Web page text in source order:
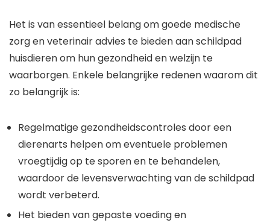
Het is van essentieel belang om goede medische
zorg en veterinair advies te bieden aan schildpad
huisdieren om hun gezondheid en welzijn te
waarborgen. Enkele belangrijke redenen waarom dit
zo belangrijk is:
Regelmatige gezondheidscontroles door een
dierenarts helpen om eventuele problemen
vroegtijdig op te sporen en te behandelen,
waardoor de levensverwachting van de schildpad
wordt verbeterd.
Het bieden van gepaste voeding en